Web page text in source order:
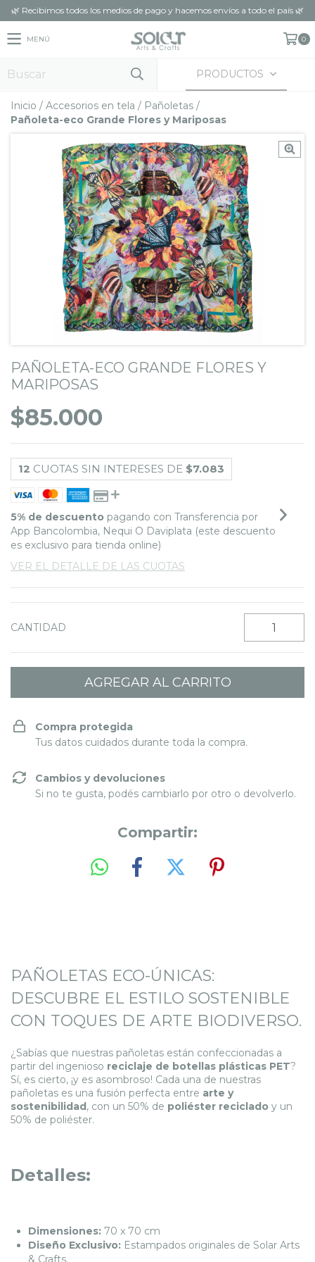
🌿 Recibimos todos los medios de pago y hacemos envíos a todo el país 🌿
MENÚ 0
PRODUCTOS
Inicio / Accesorios en tela / Pañoletas /
Pañoleta-eco Grande Flores y Mariposas
PAÑOLETA-ECO GRANDE FLORES Y
MARIPOSAS
$85.000
12 CUOTAS SIN INTERESES DE $7.083
5% de descuento pagando con Transferencia por
App Bancolombia, Nequi O Daviplata (este descuento
es exclusivo para tienda online)
VER EL DETALLE DE LAS CUOTAS
CANTIDAD
Compra protegida
Tus datos cuidados durante toda la compra.
Cambios y devoluciones
Si no te gusta, podés cambiarlo por otro o devolverlo.
Compartir:
PAÑOLETAS ECO-ÚNICAS:
DESCUBRE EL ESTILO SOSTENIBLE
CON TOQUES DE ARTE BIODIVERSO.
¿Sabías que nuestras pañoletas están confeccionadas a
partir del ingenioso reciclaje de botellas plásticas PET?
Sí, es cierto, ¡y es asombroso! Cada una de nuestras
pañoletas es una fusión perfecta entre arte y
sostenibilidad, con un 50% de poliéster reciclado y un
50% de poliéster.
Detalles:
Dimensiones: 70 x 70 cm
Diseño Exclusivo: Estampados originales de Solar Arts
& Crafts.